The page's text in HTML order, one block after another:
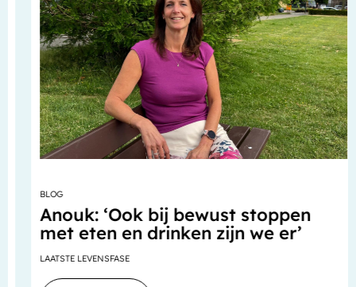
BLOG
Anouk: ‘Ook bij bewust stoppen
met eten en drinken zijn we er’
LAATSTE LEVENSFASE